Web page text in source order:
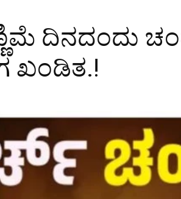
ದಿನದಂದು
ಖಂಡಿತ.!